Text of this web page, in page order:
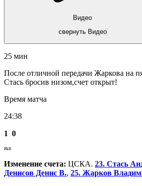
Видео
свернуть Видео
25 мин
После отличной передачи Жаркова на
Стась бросив низом,счет открыт!
Время матча
24:38
1 0
РАВ
Изменение счета: ЦСКА. 23. Стась
Денисов Денис В., 25. Жарков